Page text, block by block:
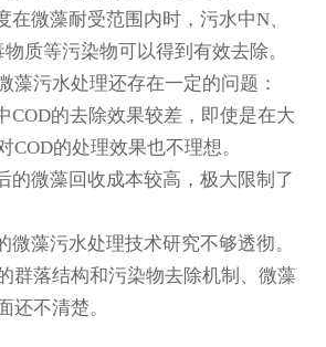
微藻耐受范围内时，污水中N、
质等污染物可以得到有效去除。
污水处理还存在一定的问题：
的去除效果较差，即使是在大
COD的处理效果也不理想。
微藻回收成本较高，极大限制了
藻污水处理技术研究不够透彻。
群落结构和污染物去除机制、微藻
还不清楚。